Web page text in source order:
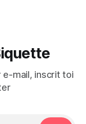
e-mail, inscrit toi